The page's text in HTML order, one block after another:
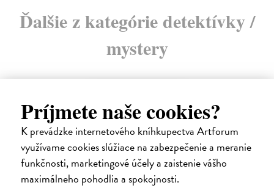
Príjmete naše cookies?
K prevádzke internetového kníhkupectva Artforum
využívame cookies slúžiace na zabezpečenie a meranie
funkčnosti, marketingové účely a zaistenie vášho
maximálneho pohodlia a spokojnosti.
Ďalšie z kategórie detektívky /
mystery